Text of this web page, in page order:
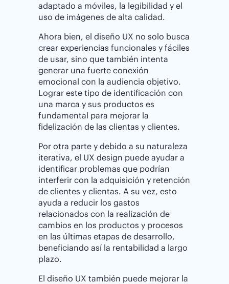
adaptado a móviles, la legibilidad y el
uso de imágenes de alta calidad.
Ahora bien, el diseño UX no solo busca
crear experiencias funcionales y fáciles
de usar, sino que también intenta
generar una fuerte conexión
emocional con la audiencia objetivo.
Lograr este tipo de identificación con
una marca y sus productos es
fundamental para mejorar la
fidelización de las clientas y clientes.
Por otra parte y debido a su naturaleza
iterativa, el UX design puede ayudar a
identificar problemas que podrían
interferir con la adquisición y retención
de clientes y clientas. A su vez, esto
ayuda a reducir los gastos
relacionados con la realización de
cambios en los productos y procesos
en las últimas etapas de desarrollo,
beneficiando así la rentabilidad a largo
plazo.
El diseño UX también puede mejorar la